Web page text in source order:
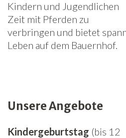
Newsletter
Kindern und Jugendlichen
Zeit mit Pferden zu
verbringen und bietet
Leben auf dem Bauernhof.
Unsere Angebote
Kindergeburtstag (bis 12